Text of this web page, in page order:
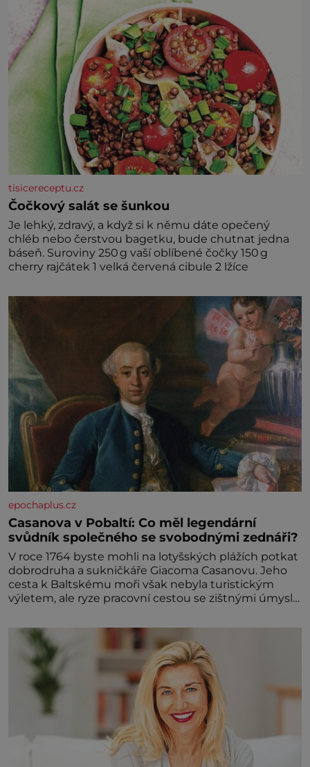
tisicereceptu.cz
Čočkový salát se šunkou
Je lehký, zdravý, a když si k němu dáte opečený
chléb nebo čerstvou bagetku, bude chutnat jedna
báseň. Suroviny 250 g vaší oblíbené čočky 150 g
cherry rajčátek 1 velká červená cibule 2 lžíce
epochaplus.cz
Casanova v Pobaltí: Co měl legendární
svůdník společného se svobodnými zednáři?
V roce 1764 byste mohli na lotyšských plážích potkat
dobrodruha a sukničkáře Giacoma Casanovu. Jeho
cesta k Baltskému moři však nebyla turistickým
výletem, ale ryze pracovní cestou se zištnými úmysly.
procházel uličkami lotyšské Rigy? Casanova v Pobaltí
kontaktoval tamní zednářské lóže. Nebyl v této
oblasti žádným nováčkem, protože do zednářské